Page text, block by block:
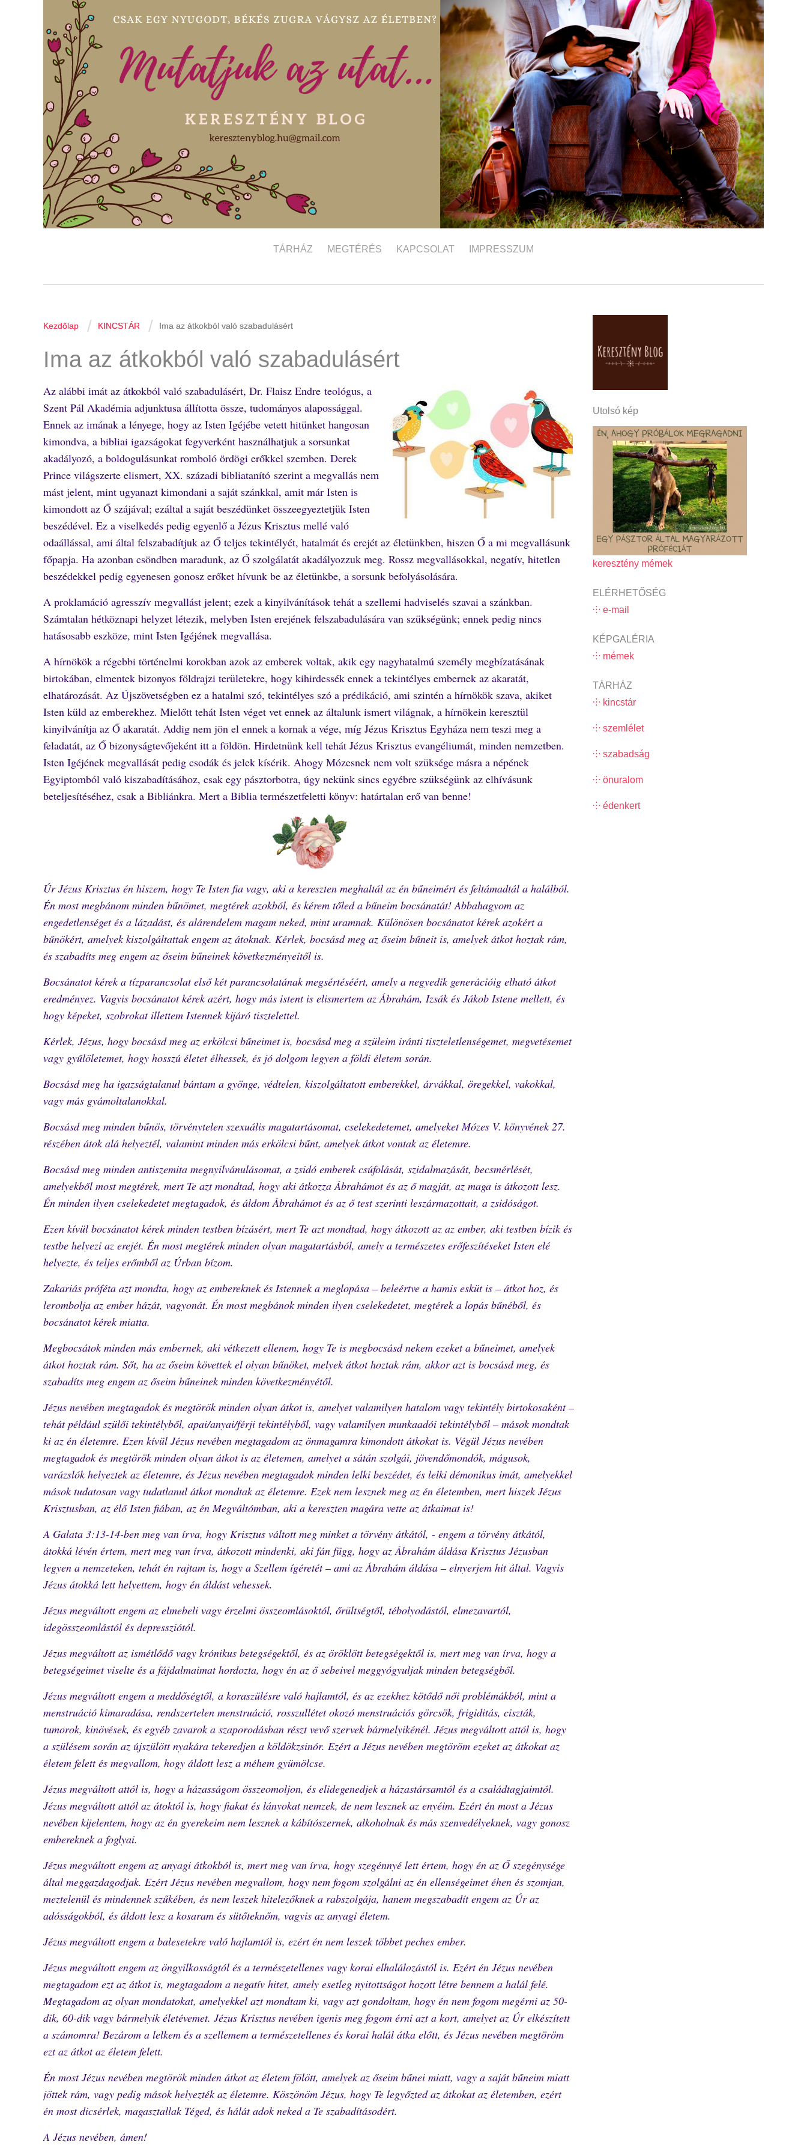
TÁRHÁZ MEGTÉRÉS KAPCSOLAT IMPRESSZUM
Kezdőlap / KINCSTÁR / Ima az átkokból való szabadulásért
Ima az átkokból való szabadulásért
Az alábbi imát az átkokból való szabadulásért, Dr. Flaisz Endre teológus, a
Szent Pál Akadémia adjunktusa állította össze, tudományos alapossággal.
Ennek az imának a lényege, hogy az Isten Igéjébe vetett hitünket hangosan
kimondva, a bibliai igazságokat fegyverként használhatjuk a sorsunkat
akadályozó, a boldogulásunkat romboló ördögi erőkkel szemben. Derek
Prince világszerte elismert, XX. századi bibliatanító szerint a megvallás nem
mást jelent, mint ugyanazt kimondani a saját szánkkal, amit már Isten is
kimondott az Ő szájával; ezáltal a saját beszédünket összeegyeztetjük Isten
beszédével. Ez a viselkedés pedig egyenlő a Jézus Krisztus mellé való
odaállással, ami által felszabadítjuk az Ő teljes tekintélyét, hatalmát és erejét az életünkben, hiszen Ő a mi megvallásunk
főpapja. Ha azonban csöndben maradunk, az Ő szolgálatát akadályozzuk meg. Rossz megvallásokkal, negatív, hitetlen
beszédekkel pedig egyenesen gonosz erőket hívunk be az életünkbe, a sorsunk befolyásolására.
A proklamáció agresszív megvallást jelent; ezek a kinyilvánítások tehát a szellemi hadviselés szavai a szánkban.
Számtalan hétköznapi helyzet létezik, melyben Isten erejének felszabadulására van szükségünk; ennek pedig nincs
hatásosabb eszköze, mint Isten Igéjének megvallása.
A hírnökök a régebbi történelmi korokban azok az emberek voltak, akik egy nagyhatalmú személy megbízatásának
birtokában, elmentek bizonyos földrajzi területekre, hogy kihirdessék ennek a tekintélyes embernek az akaratát,
elhatározását. Az Újszövetségben ez a hatalmi szó, tekintélyes szó a prédikáció, ami szintén a hírnökök szava, akiket
Isten küld az emberekhez. Mielőtt tehát Isten véget vet ennek az általunk ismert világnak, a hírnökein keresztül
kinyilvánítja az Ő akaratát. Addig nem jön el ennek a kornak a vége, míg Jézus Krisztus Egyháza nem teszi meg a
feladatát, az Ő bizonyságtevőjeként itt a földön. Hirdetnünk kell tehát Jézus Krisztus evangéliumát, minden nemzetben.
Isten Igéjének megvallását pedig csodák és jelek kísérik. Ahogy Mózesnek nem volt szüksége másra a népének
Egyiptomból való kiszabadításához, csak egy pásztorbotra, úgy nekünk sincs egyébre szükségünk az elhívásunk
beteljesítéséhez, csak a Bibliánkra. Mert a Biblia természetfeletti könyv: határtalan erő van benne!
Úr Jézus Krisztus én hiszem, hogy Te Isten fia vagy, aki a kereszten meghaltál az én bűneimért és feltámadtál a halálból.
Én most megbánom minden bűnömet, megtérek azokból, és kérem tőled a bűneim bocsánatát! Abbahagyom az
engedetlenséget és a lázadást, és alárendelem magam neked, mint uramnak. Különösen bocsánatot kérek azokért a
bűnökért, amelyek kiszolgáltattak engem az átoknak. Kérlek, bocsásd meg az őseim bűneit is, amelyek átkot hoztak rám,
és szabadíts meg engem az őseim bűneinek következményeitől is.
Bocsánatot kérek a tízparancsolat első két parancsolatának megsértéséért, amely a negyedik generációig elható átkot
eredményez. Vagyis bocsánatot kérek azért, hogy más istent is elismertem az Ábrahám, Izsák és Jákob Istene mellett, és
hogy képeket, szobrokat illettem Istennek kijáró tisztelettel.
Kérlek, Jézus, hogy bocsásd meg az erkölcsi bűneimet is, bocsásd meg a szüleim iránti tiszteletlenségemet, megvetésemet
vagy gyűlöletemet, hogy hosszú életet élhessek, és jó dolgom legyen a földi életem során.
Bocsásd meg ha igazságtalanul bántam a gyönge, védtelen, kiszolgáltatott emberekkel, árvákkal, öregekkel, vakokkal,
vagy más gyámoltalanokkal.
Bocsásd meg minden bűnös, törvénytelen szexuális magatartásomat, cselekedetemet, amelyeket Mózes V. könyvének 27.
részében átok alá helyeztél, valamint minden más erkölcsi bűnt, amelyek átkot vontak az életemre.
Bocsásd meg minden antiszemita megnyilvánulásomat, a zsidó emberek csúfolását, szidalmazását, becsmérlését,
amelyekből most megtérek, mert Te azt mondtad, hogy aki átkozza Ábrahámot és az ő magját, az maga is átkozott lesz.
Én minden ilyen cselekedetet megtagadok, és áldom Ábrahámot és az ő test szerinti leszármazottait, a zsidóságot.
Ezen kívül bocsánatot kérek minden testben bízásért, mert Te azt mondtad, hogy átkozott az az ember, aki testben bízik és
testbe helyezi az erejét. Én most megtérek minden olyan magatartásból, amely a természetes erőfeszítéseket Isten elé
helyezte, és teljes erőmből az Úrban bízom.
Zakariás próféta azt mondta, hogy az embereknek és Istennek a meglopása – beleértve a hamis esküt is – átkot hoz, és
lerombolja az ember házát, vagyonát. Én most megbánok minden ilyen cselekedetet, megtérek a lopás bűnéből, és
bocsánatot kérek miatta.
Megbocsátok minden más embernek, aki vétkezett ellenem, hogy Te is megbocsásd nekem ezeket a bűneimet, amelyek
átkot hoztak rám. Sőt, ha az őseim követtek el olyan bűnöket, melyek átkot hoztak rám, akkor azt is bocsásd meg, és
szabadíts meg engem az őseim bűneinek minden következményétől.
Jézus nevében megtagadok és megtörök minden olyan átkot is, amelyet valamilyen hatalom vagy tekintély birtokosaként –
tehát például szülői tekintélyből, apai/anyai/férji tekintélyből, vagy valamilyen munkaadói tekintélyből – mások mondtak
ki az én életemre. Ezen kívül Jézus nevében megtagadom az önmagamra kimondott átkokat is. Végül Jézus nevében
megtagadok és megtörök minden olyan átkot is az életemen, amelyet a sátán szolgái, jövendőmondók, mágusok,
varázslók helyeztek az életemre, és Jézus nevében megtagadok minden lelki beszédet, és lelki démonikus imát, amelyekkel
mások tudatosan vagy tudatlanul átkot mondtak az életemre. Ezek nem lesznek meg az én életemben, mert hiszek Jézus
Krisztusban, az élő Isten fiában, az én Megváltómban, aki a kereszten magára vette az átkaimat is!
A Galata 3:13-14-ben meg van írva, hogy Krisztus váltott meg minket a törvény átkától, - engem a törvény átkától,
átokká lévén értem, mert meg van írva, átkozott mindenki, aki fán függ, hogy az Ábrahám áldása Krisztus Jézusban
legyen a nemzeteken, tehát én rajtam is, hogy a Szellem ígéretét – ami az Ábrahám áldása – elnyerjem hit által. Vagyis
Jézus átokká lett helyettem, hogy én áldást vehessek.
Jézus megváltott engem az elmebeli vagy érzelmi összeomlásoktól, őrültségtől, tébolyodástól, elmezavartól,
idegösszeomlástól és depressziótól.
Jézus megváltott az ismétlődő vagy krónikus betegségektől, és az öröklött betegségektől is, mert meg van írva, hogy a
betegségeimet viselte és a fájdalmaimat hordozta, hogy én az ő sebeivel meggyógyuljak minden betegségből.
Jézus megváltott engem a meddőségtől, a koraszülésre való hajlamtól, és az ezekhez kötődő női problémákból, mint a
menstruáció kimaradása, rendszertelen menstruáció, rosszullétet okozó menstruációs görcsök, frigiditás, ciszták,
tumorok, kinövések, és egyéb zavarok a szaporodásban részt vevő szervek bármelyikénél. Jézus megváltott attól is, hogy
a szülésem során az újszülött nyakára tekeredjen a köldökzsinór. Ezért a Jézus nevében megtöröm ezeket az átkokat az
életem felett és megvallom, hogy áldott lesz a méhem gyümölcse.
Jézus megváltott attól is, hogy a házasságom összeomoljon, és elidegenedjek a házastársamtól és a családtagjaimtól.
Jézus megváltott attól az átoktól is, hogy fiakat és lányokat nemzek, de nem lesznek az enyéim. Ezért én most a Jézus
nevében kijelentem, hogy az én gyerekeim nem lesznek a kábítószernek, alkoholnak és más szenvedélyeknek, vagy gonosz
embereknek a foglyai.
Jézus megváltott engem az anyagi átkokból is, mert meg van írva, hogy szegénnyé lett értem, hogy én az Ő szegénysége
által meggazdagodjak. Ezért Jézus nevében megvallom, hogy nem fogom szolgálni az én ellenségeimet éhen és szomjan,
meztelenül és mindennek szűkében, és nem leszek hitelezőknek a rabszolgája, hanem megszabadít engem az Úr az
adósságokból, és áldott lesz a kosaram és sütőteknőm, vagyis az anyagi életem.
Jézus megváltott engem a balesetekre való hajlamtól is, ezért én nem leszek többet peches ember.
Jézus megváltott engem az öngyilkosságtól és a természetellenes vagy korai elhalálozástól is. Ezért én Jézus nevében
megtagadom ezt az átkot is, megtagadom a negatív hitet, amely esetleg nyitottságot hozott létre bennem a halál felé.
Megtagadom az olyan mondatokat, amelyekkel azt mondtam ki, vagy azt gondoltam, hogy én nem fogom megérni az 50-
dik, 60-dik vagy bármelyik életévemet. Jézus Krisztus nevében igenis meg fogom érni azt a kort, amelyet az Úr elkészített
a számomra! Bezárom a lelkem és a szellemem a természetellenes és korai halál átka előtt, és Jézus nevében megtöröm
ezt az átkot az életem felett.
Én most Jézus nevében megtörök minden átkot az életem fölött, amelyek az őseim bűnei miatt, vagy a saját bűneim miatt
jöttek rám, vagy pedig mások helyezték az életemre. Köszönöm Jézus, hogy Te legyőzted az átkokat az életemben, ezért
én most dicsérlek, magasztallak Téged, és hálát adok neked a Te szabadításodért.
A Jézus nevében, ámen!
Utolsó kép
keresztény mémek
ELÉRHETŐSÉG
⸭ e-mail
KÉPGALÉRIA
⸭ mémek
TÁRHÁZ
⸭ kincstár
⸭ szemlélet
⸭ szabadság
⸭ önuralom
⸭ édenkert